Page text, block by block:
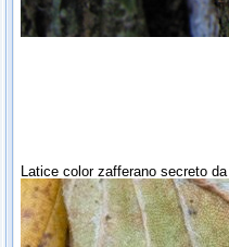
Latice color zafferano secreto da